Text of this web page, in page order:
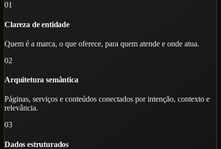
01
Clareza de entidade
Quem é a marca, o que oferece, para quem atende e onde atua.
02
Arquitetura semântica
Páginas, serviços e conteúdos conectados por intenção, contexto e
relevância.
03
Dados estruturados